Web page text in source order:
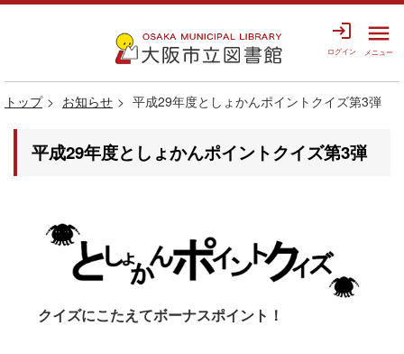
login
ログイン
menu
メニュー
トップ お知らせ 平成29年度としょかんポイントクイズ第3弾
平成29年度としょかんポイントクイズ第3弾
クイズにこたえてボーナスポイント！